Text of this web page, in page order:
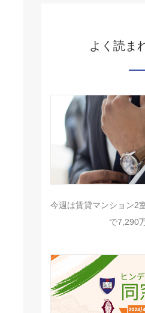
よく読ま
今週は賃貸マンション2
で7,290